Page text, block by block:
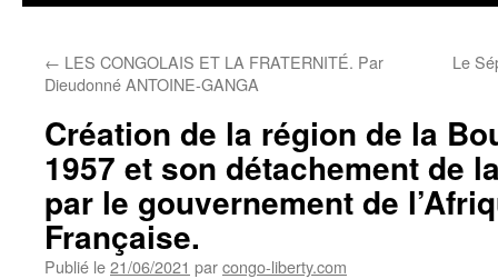
← LES CONGOLAIS ET LA FRATERNITÉ. Par
Dieudonné ANTOINE-GANGA
Le
Création de la région de la
1957 et son détachement de
par le gouvernement de
Française.
Publié le21/06/2021 parcongo-liberty.com